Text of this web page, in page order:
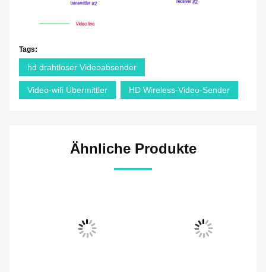
Tags:
hd drahtloser Videoabsender
Video-wifi Übermittler HD Wireless-Video-Sender
Ähnliche Produkte